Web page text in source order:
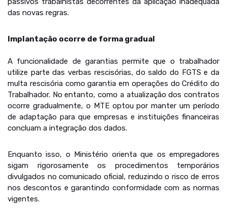
das novas regras.
Implantação ocorre de forma gradual
A funcionalidade de garantias permite que o trabalhador
utilize parte das verbas rescisórias, do saldo do FGTS e da
multa rescisória como garantia em operações do Crédito do
Trabalhador. No entanto, como a atualização dos contratos
ocorre gradualmente, o MTE optou por manter um período
de adaptação para que empresas e instituições financeiras
concluam a integração dos dados.
Enquanto isso, o Ministério orienta que os empregadores
sigam rigorosamente os procedimentos temporários
divulgados no comunicado oficial, reduzindo o risco de erros
nos descontos e garantindo conformidade com as normas
vigentes.